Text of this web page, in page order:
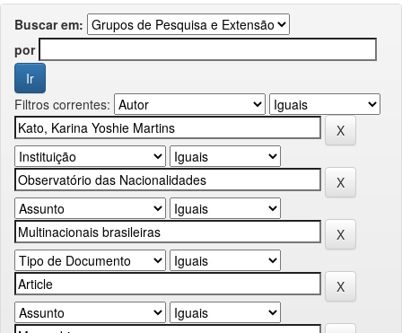
Buscar em:
por
Filtros correntes: